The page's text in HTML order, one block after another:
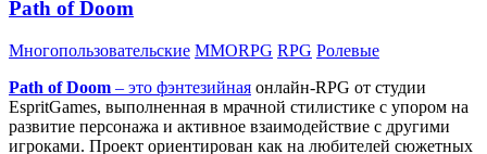
Path of Doom
Многопользовательские MMORPG RPG Ролевые
Path of Doom – это фэнтезийная онлайн-RPG от студии
EspritGames, выполненная в мрачной стилистике с упором на
развитие персонажа и активное взаимодействие с другими
игроками. Проект ориентирован как на любителей сюжетных